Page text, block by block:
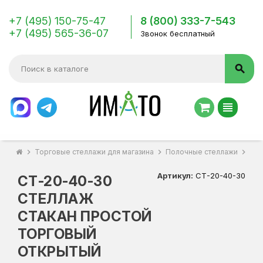
+7 (495) 150-75-47
+7 (495) 565-36-07
8 (800) 333-7-543
Звонок бесплатный
search
view_headline
chevron_right Торговые стеллажи для магазина chevron_right Полочные стеллажи chevron_right
СТ-20-40-30
СТЕЛЛАЖ
СТАКАН ПРОСТОЙ
ТОРГОВЫЙ
ОТКРЫТЫЙ
Артикул: СТ-20-40-30